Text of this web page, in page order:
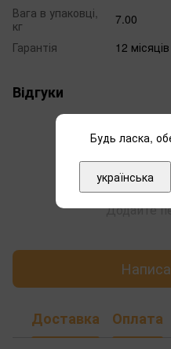
Вага в упаковці,
кг
7.00
Гарантія
12 місяців
Відгуки
Додайте
Доставка Оплата
Будь ласка,
українська